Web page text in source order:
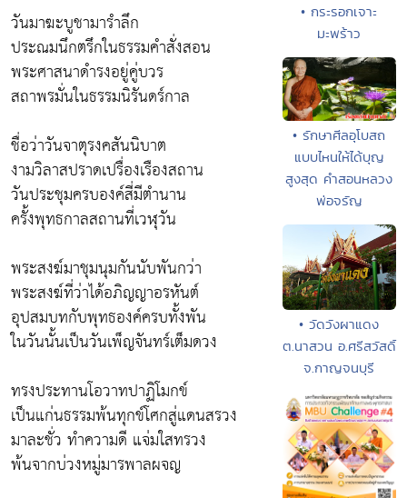
วันมาฆะบูชามารำลึก
ประณมนึกตรึกในธรรมคำสั่งสอน
พระศาสนาดำรงอยู่คู่บวร
สถาพรมั่นในธรรมนิรันดร์กาล
ชื่อว่าวันจาตุรงคสันนิบาต
งามวิลาสปราดเปรื่องเรืองสถาน
วันประชุมครบองค์สี่มีตำนาน
ครั้งพุทธกาลสถานที่เวฬุวัน
พระสงฆ์มาชุมนุมกันนับพันกว่า
พระสงฆ์ที่ว่าได้อภิญญาอรหันต์
อุปสมบทกับพุทธองค์ครบทั้งพัน
ในวันนั้นเป็นวันเพ็ญจันทร์เต็มดวง
ทรงประทานโอวาทปาฏิโมกข์
เป็นแก่นธรรมพ้นทุกข์โศกสู่แดนสรวง
มาละชั่ว ทำความดี แจ่มใสทรวง
พ้นจากบ่วงหมู่มารพาลผจญ
• กระรอกเจาะ
มะพร้าว
• รักษาศีลอุโบสถ
แบบไหนให้ได้บุญ
สูงสุด คำสอนหลวง
พ่อจรัญ
• วัดวังผาแดง
ต.นาสวน อ.ศรีสวัสดิ์
จ.กาญจนบุรี